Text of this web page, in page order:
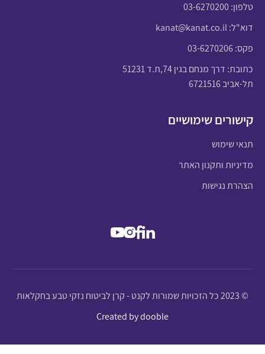
טלפון:03-6270200
דוא"ל:kanat@kanat.co.il
פקס: 03-6270206
כתובת: דרך מנחם בגין 74,ת.ד 51231
תל-אביב 6721516
קישורים שימושיים
תנאי שימוש
מדיניות ותקנון האתר
הצהרת נגישות
© 2023 כל הזכויות שמורות לקנט - קרן לביטוח נזקי טבע בחקלאות
Created by dooble